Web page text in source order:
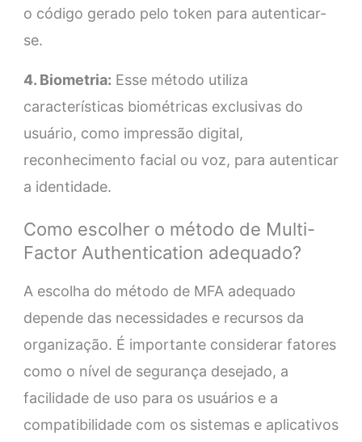
o código gerado pelo token para autenticar-
se.
4. Biometria: Esse método utiliza
características biométricas exclusivas do
usuário, como impressão digital,
reconhecimento facial ou voz, para autenticar
a identidade.
Como escolher o método de Multi-
Factor Authentication adequado?
A escolha do método de MFA adequado
depende das necessidades e recursos da
organização. É importante considerar fatores
como o nível de segurança desejado, a
facilidade de uso para os usuários e a
compatibilidade com os sistemas e aplicativos